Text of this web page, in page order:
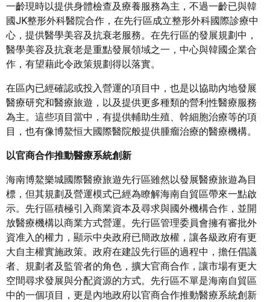
一齡現時以提供身體檢查及療養服務為主，不過一齡已與韓
國JK整形外科醫院合作，在先行區成立整形外科國際診療中
心，提供醫學美容及抗衰老服務。在先行區的發展規劃中，
醫學美容及抗衰老是重點發展領域之一，中心與韓國企業合
作，有望藉此令政策規劃得以落實。
在區內已經確認或投入營運的項目中，也是以協助內地發展
醫療研究和醫療旅遊，以及提供更多種類的營利性醫療服務
為主。這些項目當中，有提供輔助生殖、幹細胞治療等的項
目，也有像博鰲恒大國際醫院般提供腫瘤治療的醫療機構。
以官商合作推動醫療系統創新
海南博鰲樂城國際醫療旅遊先行區雖然以發展醫療旅遊為目
標，但其規劃及營運模式已經為瞭解海南自貿區帶來一點啟
示。先行區積極引入商業資本及尋求與國外機構合作，並開
放醫療機構以商業方式營運。先行區管理委員會擁有審批外
資准入的權力，顯示中央政府已簡政放權，讓各級政府有更
大自主權實施政策。政府在建設先行區的過程中，擔任倡議
者、規劃者及監管者的角色，擴大官商合作，讓市場有更大
空間尋求發展與分配資源的方式。先行區不單是海南自貿區
中的一個項目，更是內地政府以官商合作推動醫療系統創新